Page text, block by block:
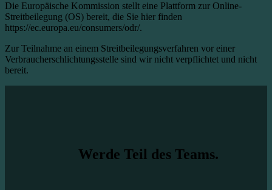
Die Europäische Kommission stellt eine Plattform zur Online-
Streitbeilegung (OS) bereit, die Sie hier finden
https://ec.europa.eu/consumers/odr/.
Zur Teilnahme an einem Streitbeilegungsverfahren vor einer
Verbraucherschlichtungsstelle sind wir nicht verpflichtet und nicht
bereit.
Werde Teil des Teams.